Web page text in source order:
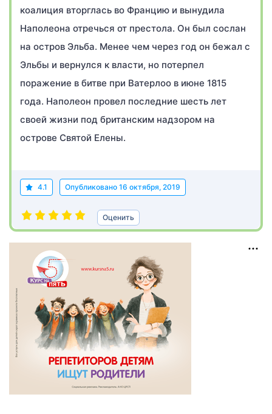
коалиция вторглась во Францию и вынудила
Наполеона отречься от престола. Он был сослан
на остров Эльба. Менее чем через год он бежал с
Эльбы и вернулся к власти, но потерпел
поражение в битве при Ватерлоо в июне 1815
года. Наполеон провел последние шесть лет
своей жизни под британским надзором на
острове Святой Елены.
4.1 Опубликовано 16 октября, 2019
Оценить